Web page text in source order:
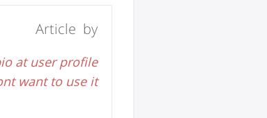
Article by
at user profile
want to use it.